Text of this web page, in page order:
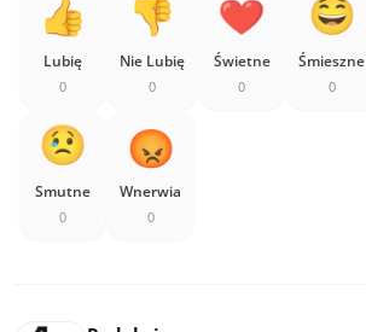
Lubię
0
Nie Lubię
0
Świetne
0
Śmieszne
0
Smutne
0
Wnerwia
0